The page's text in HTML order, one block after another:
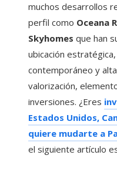
muchos desarrollos
perfil como Oceana
Skyhomes que han
ubicación
contemporáneo y
valorización,
inversiones. ¿Eres
Estados Unidos,
quiere mudarte a
el siguiente artículo